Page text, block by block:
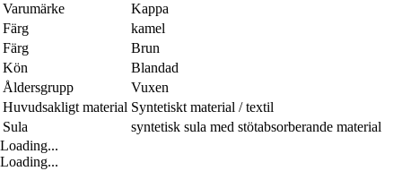
Varumärke
Kappa
Färg
kamel
Färg
Brun
Kön
Blandad
Åldersgrupp
Vuxen
Huvudsakligt material Syntetiskt material / textil
Sula
syntetisk sula med stötabsorberande material
Loading...
Loading...